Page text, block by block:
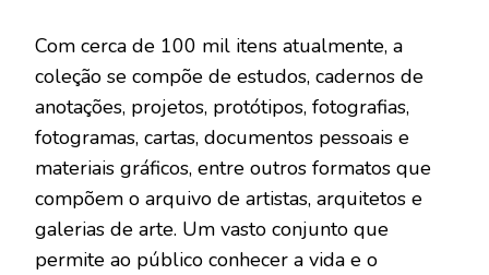
Com cerca de 100 mil itens atualmente, a
coleção se compõe de estudos, cadernos de
anotações, projetos, protótipos, fotografias,
fotogramas, cartas, documentos pessoais e
materiais gráficos, entre outros formatos que
compõem o arquivo de artistas, arquitetos e
galerias de arte. Um vasto conjunto que
permite ao público conhecer a vida e o